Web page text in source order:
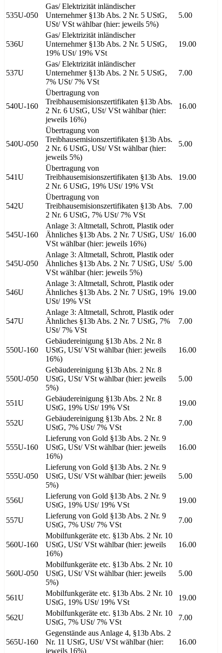
535U-050
Gas/ Elektrizität inländischer
Unternehmer §13b Abs. 2 Nr. 5 UStG,
USt/ VSt wählbar (hier: jeweils 5%)
5.00
536U
Gas/ Elektrizität inländischer
Unternehmer §13b Abs. 2 Nr. 5 UStG,
19% USt/ 19% VSt
19.00
537U
Gas/ Elektrizität inländischer
Unternehmer §13b Abs. 2 Nr. 5 UStG,
7% USt/ 7% VSt
7.00
540U-160
Übertragung von
Treibhausemisionszertifikaten §13b Abs.
2 Nr. 6 UStG, USt/ VSt wählbar (hier:
jeweils 16%)
16.00
540U-050
Übertragung von
Treibhausemisionszertifikaten §13b Abs.
2 Nr. 6 UStG, USt/ VSt wählbar (hier:
jeweils 5%)
5.00
541U
Übertragung von
Treibhausemisionszertifikaten §13b Abs.
2 Nr. 6 UStG, 19% USt/ 19% VSt
19.00
542U
Übertragung von
Treibhausemisionszertifikaten §13b Abs.
2 Nr. 6 UStG, 7% USt/ 7% VSt
7.00
545U-160
Anlage 3: Altmetall, Schrott, Plastik oder
Ähnliches §13b Abs. 2 Nr. 7 UStG, USt/
VSt wählbar (hier: jeweils 16%)
16.00
545U-050
Anlage 3: Altmetall, Schrott, Plastik oder
Ähnliches §13b Abs. 2 Nr. 7 UStG, USt/
VSt wählbar (hier: jeweils 5%)
5.00
546U
Anlage 3: Altmetall, Schrott, Plastik oder
Ähnliches §13b Abs. 2 Nr. 7 UStG, 19%
USt/ 19% VSt
19.00
547U
Anlage 3: Altmetall, Schrott, Plastik oder
Ähnliches §13b Abs. 2 Nr. 7 UStG, 7%
USt/ 7% VSt
7.00
550U-160
Gebäudereinigung §13b Abs. 2 Nr. 8
UStG, USt/ VSt wählbar (hier: jeweils
16%)
16.00
550U-050
Gebäudereinigung §13b Abs. 2 Nr. 8
UStG, USt/ VSt wählbar (hier: jeweils
5%)
5.00
551U
Gebäudereinigung §13b Abs. 2 Nr. 8
UStG, 19% USt/ 19% VSt
19.00
552U
Gebäudereinigung §13b Abs. 2 Nr. 8
UStG, 7% USt/ 7% VSt
7.00
555U-160
Lieferung von Gold §13b Abs. 2 Nr. 9
UStG, USt/ VSt wählbar (hier: jeweils
16%)
16.00
555U-050
Lieferung von Gold §13b Abs. 2 Nr. 9
UStG, USt/ VSt wählbar (hier: jeweils
5%)
5.00
556U
Lieferung von Gold §13b Abs. 2 Nr. 9
UStG, 19% USt/ 19% VSt
19.00
557U
Lieferung von Gold §13b Abs. 2 Nr. 9
UStG, 7% USt/ 7% VSt
7.00
560U-160
Mobilfunkgeräte etc. §13b Abs. 2 Nr. 10
UStG, USt/ VSt wählbar (hier: jeweils
16%)
16.00
560U-050
Mobilfunkgeräte etc. §13b Abs. 2 Nr. 10
UStG, USt/ VSt wählbar (hier: jeweils
5%)
5.00
561U
Mobilfunkgeräte etc. §13b Abs. 2 Nr. 10
UStG, 19% USt/ 19% VSt
19.00
562U
Mobilfunkgeräte etc. §13b Abs. 2 Nr. 10
UStG, 7% USt/ 7% VSt
7.00
565U-160
Gegenstände aus Anlage 4, §13b Abs. 2
Nr. 11 UStG, USt/ VSt wählbar (hier:
jeweils 16%)
16.00